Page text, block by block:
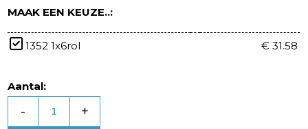
MAAK EEN KEUZE..:
1352 1x6rol € 31.58
Aantal:
- +